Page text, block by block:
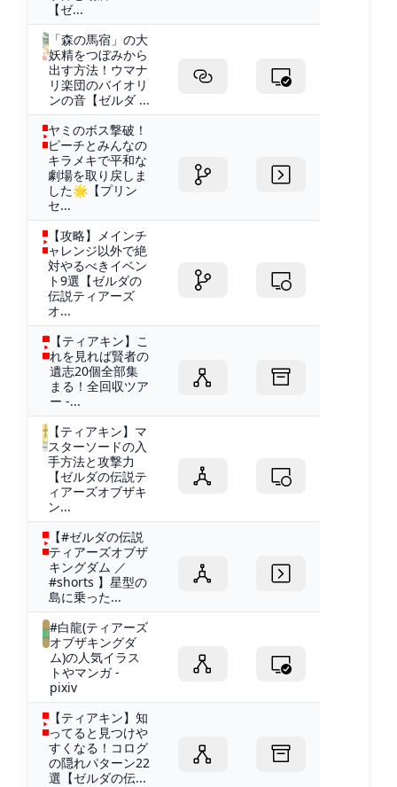
【ゼ...
「森の馬宿」の大
妖精をつぼみから
出す方法！ウマナ
リ楽団のバイオリ
ンの音【ゼルダ ...
ヤミのボス撃破！
ピーチとみんなの
キラメキで平和な
劇場を取り戻しま
した🌟【プリン
セ...
【攻略】メインチ
ャレンジ以外で絶
対やるべきイベン
ト9選【ゼルダの
伝説ティアーズ
オ...
【ティアキン】こ
れを見れば賢者の
遺志20個全部集
まる！全回収ツア
ー -...
【ティアキン】マ
スターソードの入
手方法と攻撃力
【ゼルダの伝説テ
ィアーズオブザキ
ン...
【#ゼルダの伝説
ティアーズオブザ
キングダム ／
#shorts 】星型の
島に乗った...
#白龍(ティアーズ
オブザキングダ
ム)の人気イラス
トやマンガ -
pixiv
【ティアキン】知
ってると見つけや
すくなる！コログ
の隠れパターン22
選【ゼルダの伝...